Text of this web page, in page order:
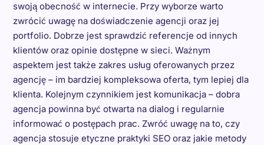
swoją obecność w internecie. Przy wyborze warto
zwrócić uwagę na doświadczenie agencji oraz jej
portfolio. Dobrze jest sprawdzić referencje od innych
klientów oraz opinie dostępne w sieci. Ważnym
aspektem jest także zakres usług oferowanych przez
agencję – im bardziej kompleksowa oferta, tym lepiej dla
klienta. Kolejnym czynnikiem jest komunikacja – dobra
agencja powinna być otwarta na dialog i regularnie
informować o postępach prac. Zwróć uwagę na to, czy
agencja stosuje etyczne praktyki SEO oraz jakie metody